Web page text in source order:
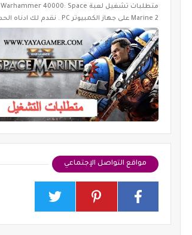
متطلبات تشغيل لعبة Warhammer 40000: Space
Marine 2 على جهاز الكمبيوتر PC . نقدم لك ادناه الحد…
مواقع التواصل الإجتماعي